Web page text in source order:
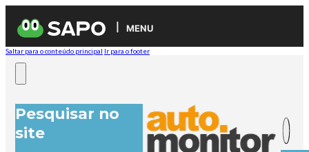
MENU
Saltar para o conteúdo principal Ir para o footer
Pesquisar no
site